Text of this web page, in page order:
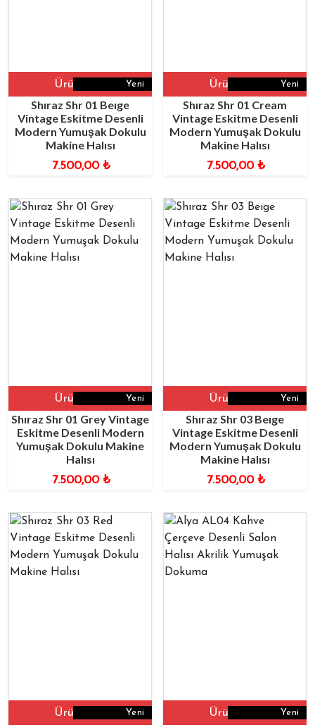
Yeni
Ürüne Git
Shıraz Shr 01 Beıge
Vintage Eskitme Desenli
Modern Yumuşak Dokulu
Makine Halısı
7.500,00 ₺
Yeni
Ürüne Git
Shıraz Shr 01 Cream
Vintage Eskitme Desenli
Modern Yumuşak Dokulu
Makine Halısı
7.500,00 ₺
Yeni
Ürüne Git
Shıraz Shr 01 Grey Vintage
Eskitme Desenli Modern
Yumuşak Dokulu Makine
Halısı
7.500,00 ₺
Yeni
Ürüne Git
Shıraz Shr 03 Beıge
Vintage Eskitme Desenli
Modern Yumuşak Dokulu
Makine Halısı
7.500,00 ₺
Yeni
Ürüne Git Yeni
Ürüne Git